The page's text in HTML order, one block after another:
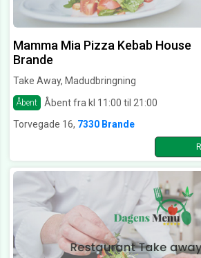
Mamma Mia Pizza Kebab House
Brande
Take Away, Madudbringning
Åbent
Åbent fra kl 11:00 til 21:00
Torvegade 16, 7330 Brande